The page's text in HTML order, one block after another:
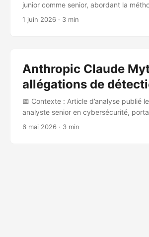
junior comme senior, abordant la
général L’article pose la question
1 juin 2026 · 3 min
Anthropic Claude
allégations de
📅 Contexte : Article d’analyse publié
analyste senior en cybersécurité,
Claude Mythos Preview annoncé le 7
6 mai 2026 · 3 min